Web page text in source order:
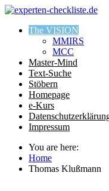
The VISION
MMIRS
MCC
Master-Mind
Text-Suche
Stöbern
Homepage
e-Kurs
Impressum
You are here:
Home
Thomas Klußmann